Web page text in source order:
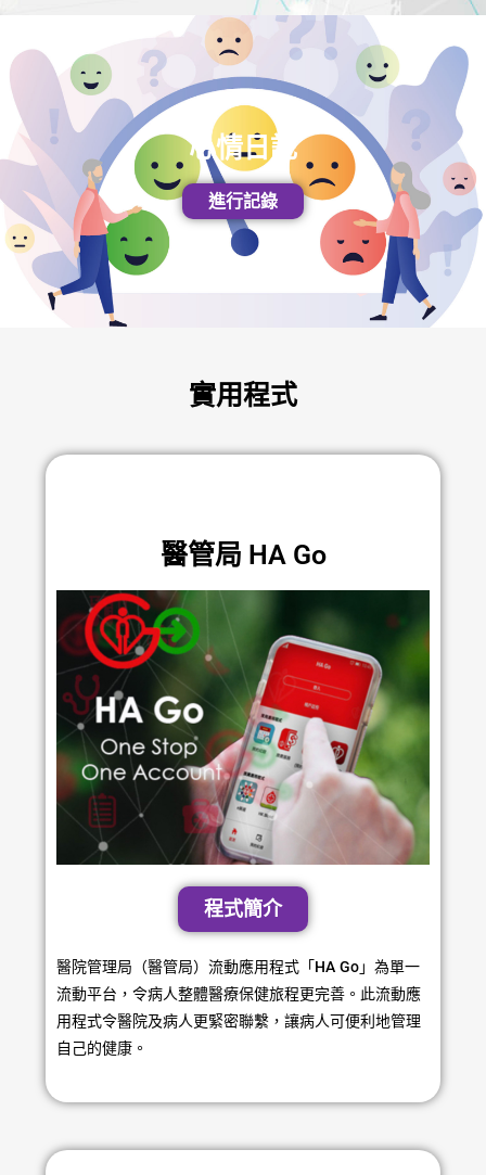
心情日記
進行記錄
實用程式
醫管局 HA Go
程式簡介
醫院管理局（醫管局）流動應用程式「HA Go」為單一
流動平台，令病人整體醫療保健旅程更完善。此流動應
用程式令醫院及病人更緊密聯繫，讓病人可便利地管理
自己的健康。